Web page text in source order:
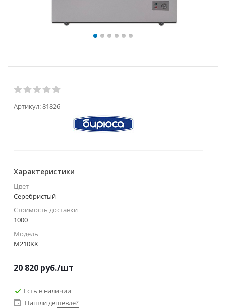
Артикул:81826
Характеристики
Цвет
Серебристый
Стоимость доставки
1000
Модель
M210KX
20 820 руб./шт
Есть в наличии
Нашли дешевле?